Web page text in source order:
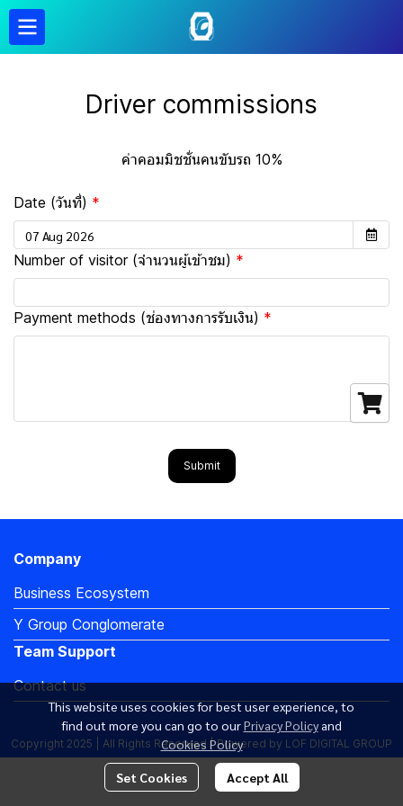
Driver commissions
ค่าคอมมิชชั่นคนขับรถ 10%
Date (วันที่)
Number of visitor (จำนวนผู้เข้าชม)
Payment methods (ช่องทางการรับเงิน)
Submit
This website uses cookies for best user experience, to
find out more you can go to ourPrivacy Policyand
Cookies Policy
Set Cookies Accept All
Company
Business Ecosystem
Y Group Conglomerate
Team Support
Contact us
Copyright 2025 | All Rights Reserved | Powered by LOF DIGITAL GROUP